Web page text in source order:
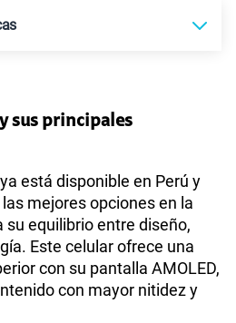
160GB en alta velocidad
S/109.90
175GB en alta velocidad
Qualcomm Snapdragon 6 Gen 4
6.79
sus principales
está disponible en Perú y
mejores opciones en la
equilibrio entre diseño,
Este celular ofrece una
con su pantalla AMOLED,
con mayor nitidez y